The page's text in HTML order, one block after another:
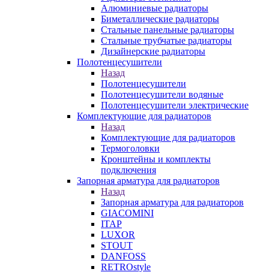
Алюминиевые радиаторы
Биметаллические радиаторы
Стальные панельные радиаторы
Стальные трубчатые радиаторы
Дизайнерские радиаторы
Полотенцесушители
Назад
Полотенцесушители
Полотенцесушители водяные
Полотенцесушители электрические
Комплектующие для радиаторов
Назад
Комплектующие для радиаторов
Термоголовки
Кронштейны и комплекты
подключения
Запорная арматура для радиаторов
Назад
Запорная арматура для радиаторов
GIACOMINI
ITAP
LUXOR
STOUT
DANFOSS
RETROstyle